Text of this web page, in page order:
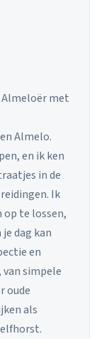
Almeloër met
Almelo.
en ik ken
in de
Ik
te lossen,
dag kan
en
simpele
oude
als